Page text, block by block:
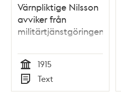
Värnpliktige Nilsson
avviker från
militärtjänstgöringen
Tid
1915
Typ
Text